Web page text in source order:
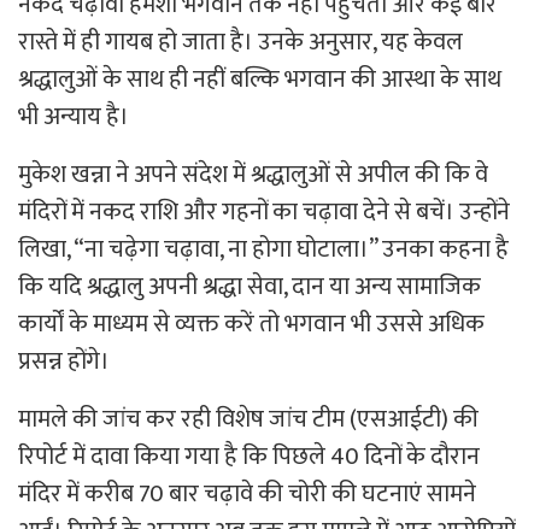
रास्ते में ही गायब हो जाता है। उनके अनुसार, यह केवल
श्रद्धालुओं के साथ ही नहीं बल्कि भगवान की आस्था के साथ
भी अन्याय है।
मुकेश खन्ना ने अपने संदेश में श्रद्धालुओं से अपील की कि वे
मंदिरों में नकद राशि और गहनों का चढ़ावा देने से बचें। उन्होंने
लिखा, “ना चढ़ेगा चढ़ावा, ना होगा घोटाला।” उनका कहना है
कि यदि श्रद्धालु अपनी श्रद्धा सेवा, दान या अन्य सामाजिक
कार्यों के माध्यम से व्यक्त करें तो भगवान भी उससे अधिक
प्रसन्न होंगे।
मामले की जांच कर रही विशेष जांच टीम (एसआईटी) की
रिपोर्ट में दावा किया गया है कि पिछले 40 दिनों के दौरान
मंदिर में करीब 70 बार चढ़ावे की चोरी की घटनाएं सामने